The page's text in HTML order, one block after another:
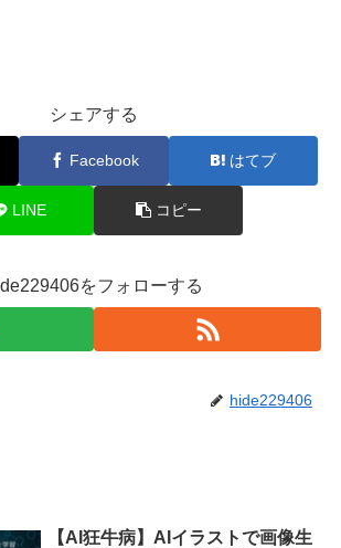
シェアする
Facebook はてブ
LINE コピー
をフォローする
hide229406
【AI狂牛病】AIイラストで画像生